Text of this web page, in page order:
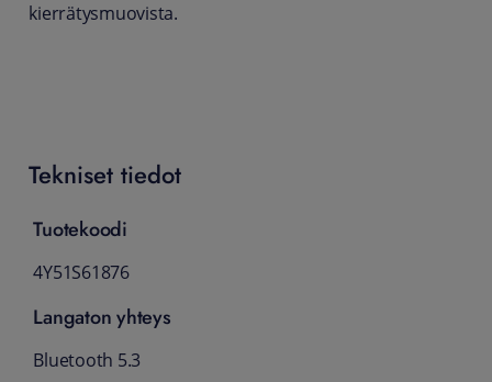
kierrätysmuovista.
Tekniset tiedot
Tuotekoodi
4Y51S61876
Langaton yhteys
Bluetooth 5.3